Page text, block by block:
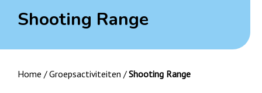
Shooting Range
Home /Groepsactiviteiten /Shooting Range